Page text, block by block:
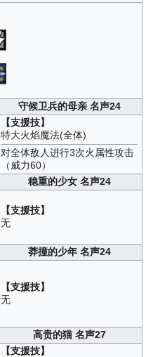
守候卫兵的母亲 名声24
【支援技】
特大火焰魔法(全体)
对全体敌人进行3次火属性攻击
（威力60）
稳重的少女 名声24
【支援技】
无
莽撞的少年 名声24
【支援技】
无
高贵的猫 名声27
【支援技】